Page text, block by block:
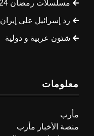
مسلسلات رمضان 2024
رد إسرائيل على إيران
شئون عربية و دولية
معلومات
مأرب
منصة الأخبار مأرب